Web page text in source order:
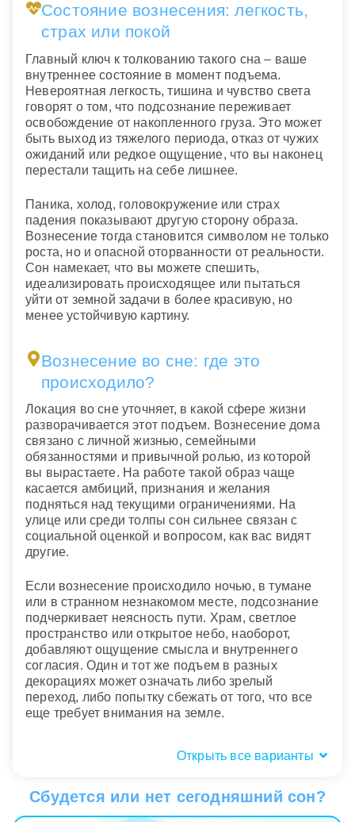
Состояние вознесения: легкость,
страх или покой
Главный ключ к толкованию такого сна – ваше
внутреннее состояние в момент подъема.
Невероятная легкость, тишина и чувство света
говорят о том, что подсознание переживает
освобождение от накопленного груза. Это может
быть выход из тяжелого периода, отказ от чужих
ожиданий или редкое ощущение, что вы наконец
перестали тащить на себе лишнее.
Паника, холод, головокружение или страх
падения показывают другую сторону образа.
Вознесение тогда становится символом не только
роста, но и опасной оторванности от реальности.
Сон намекает, что вы можете спешить,
идеализировать происходящее или пытаться
уйти от земной задачи в более красивую, но
менее устойчивую картину.
Вознесение во сне: где это
происходило?
Локация во сне уточняет, в какой сфере жизни
разворачивается этот подъем. Вознесение дома
связано с личной жизнью, семейными
обязанностями и привычной ролью, из которой
вы вырастаете. На работе такой образ чаще
касается амбиций, признания и желания
подняться над текущими ограничениями. На
улице или среди толпы сон сильнее связан с
социальной оценкой и вопросом, как вас видят
другие.
Если вознесение происходило ночью, в тумане
или в странном незнакомом месте, подсознание
подчеркивает неясность пути. Храм, светлое
пространство или открытое небо, наоборот,
добавляют ощущение смысла и внутреннего
согласия. Один и тот же подъем в разных
декорациях может означать либо зрелый
переход, либо попытку сбежать от того, что все
еще требует внимания на земле.
Открыть все варианты
холод, головокружение
Сбудется или нет сегодняшний сон?